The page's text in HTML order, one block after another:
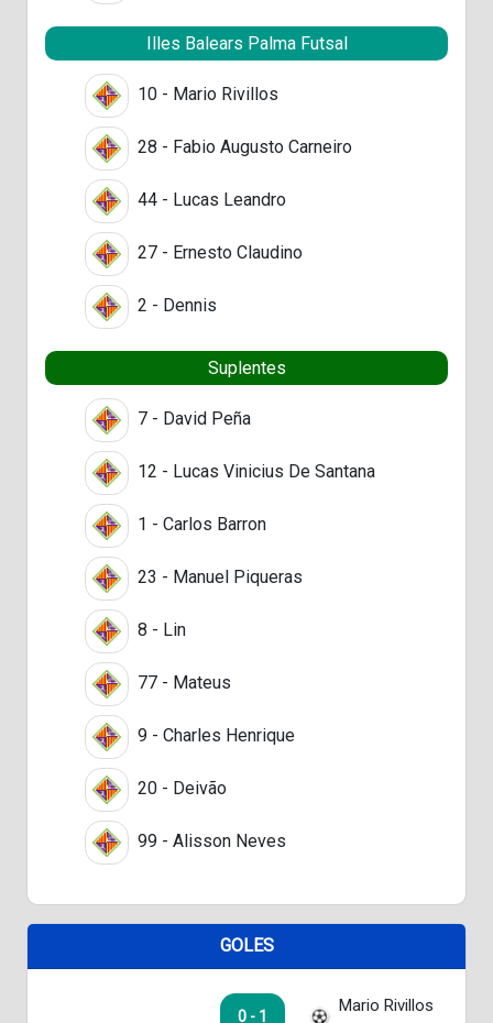
Illes Balears Palma Futsal
10 - Mario Rivillos
28 - Fabio Augusto Carneiro
44 - Lucas Leandro
27 - Ernesto Claudino
2 - Dennis
Suplentes
7 - David Peña
12 - Lucas Vinicius De Santana
1 - Carlos Barron
23 - Manuel Piqueras
8 - Lin
77 - Mateus
9 - Charles Henrique
20 - Deivão
99 - Alisson Neves
GOLES
0 - 1
Mario Rivillos